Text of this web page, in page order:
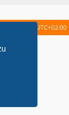
UTC+02:00
by
Limited